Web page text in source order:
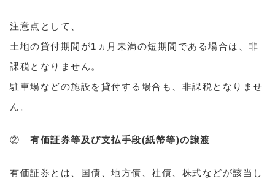
注意点として、
土地の貸付期間が1ヵ月未満の短期間である場合は、非
課税となりません。
駐車場などの施設を貸付する場合も、非課税となりませ
ん。
② 有価証券等及び支払手段(紙幣等)の譲渡
有価証券とは、国債、地方債、社債、株式などが該当し